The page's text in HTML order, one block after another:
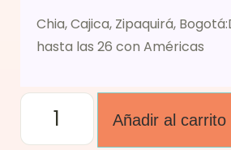
Chia, Cajica, Zipaquirá,
hasta las 26 con Américas
Añadir al carrito